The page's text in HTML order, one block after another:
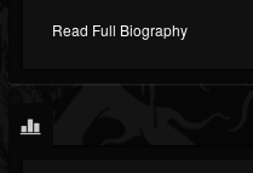
Read Full Biography